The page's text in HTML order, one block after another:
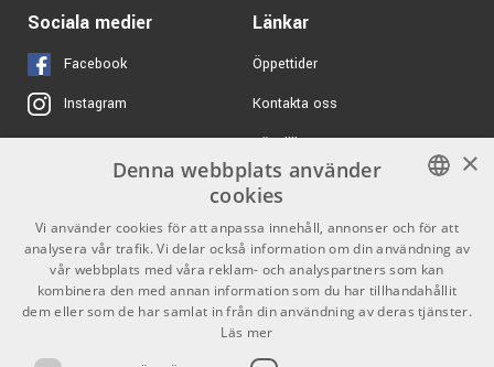
stringed Light - Till 12-
strängad akustisk
ARTIKELNUMMER 1000192
150mm Svart
ARTIKELNUMMER 1096345
Yamaha EZ-310
ARTIKELNUMMER 1085166
Teenage Engineering
EP-136 K.O. sidekick
2133 kr/st
Sociala medier
Facebook
Instagram
X
Youtube
TikTok
Länkar
Öppettider
Kontakta oss
Köpvillkor
Butiken
Varumärken
GDPR & Cookies
Kontakt
SWEDISH
ENGLISH
×
Denna webbplats använder
cookies
Vi använder cookies för att anpassa innehåll, annonser och för att
analysera vår trafik. Vi delar också information om din användning av
vår webbplats med våra reklam- och analyspartners som kan
kombinera den med annan information som du har tillhandahållit
dem eller som de har samlat in från din användning av deras tjänster.
Läs mer